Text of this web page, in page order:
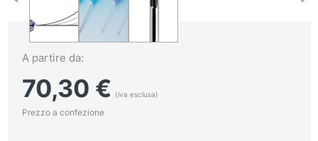
A partire da:
70,30 € (iva esclusa)
Prezzo a confezione